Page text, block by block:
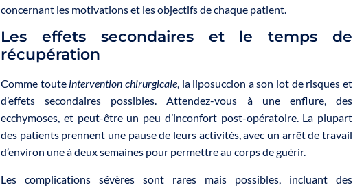
concernant les motivations et les objectifs de chaque patient.
Les effets secondaires et le temps de
récupération
Comme toute intervention chirurgicale, la liposuccion a son lot de risques et
d’effets secondaires possibles. Attendez-vous à une enflure, des
ecchymoses, et peut-être un peu d’inconfort post-opératoire. La plupart
des patients prennent une pause de leurs activités, avec un arrêt de travail
d’environ une à deux semaines pour permettre au corps de guérir.
Les complications sévères sont rares mais possibles, incluant des